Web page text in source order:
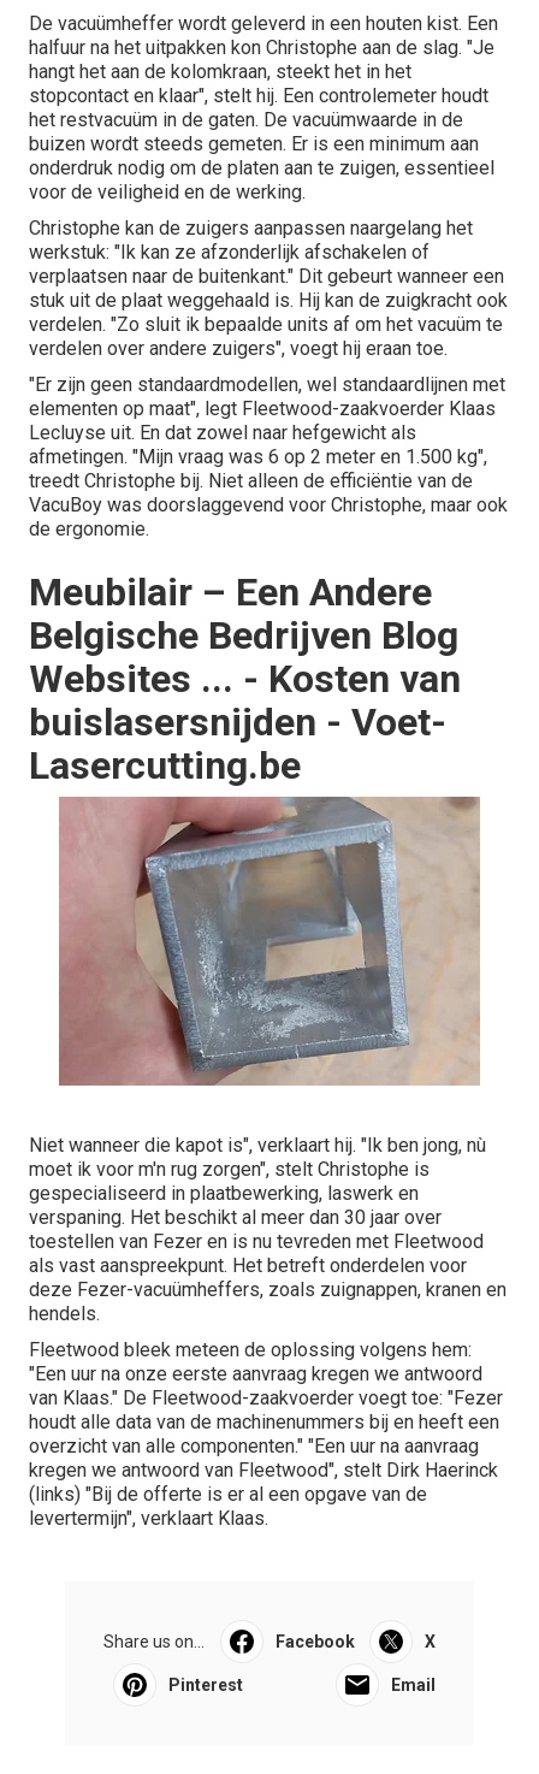
De vacuümheffer wordt geleverd in een houten kist. Een
halfuur na het uitpakken kon Christophe aan de slag. "Je
hangt het aan de kolomkraan, steekt het in het
stopcontact en klaar", stelt hij. Een controlemeter houdt
het restvacuüm in de gaten. De vacuümwaarde in de
buizen wordt steeds gemeten. Er is een minimum aan
onderdruk nodig om de platen aan te zuigen, essentieel
voor de veiligheid en de werking.
Christophe kan de zuigers aanpassen naargelang het
werkstuk: "Ik kan ze afzonderlijk afschakelen of
verplaatsen naar de buitenkant." Dit gebeurt wanneer een
stuk uit de plaat weggehaald is. Hij kan de zuigkracht ook
verdelen. "Zo sluit ik bepaalde units af om het vacuüm te
verdelen over andere zuigers", voegt hij eraan toe.
"Er zijn geen standaardmodellen, wel standaardlijnen met
elementen op maat", legt Fleetwood-zaakvoerder Klaas
Lecluyse uit. En dat zowel naar hefgewicht als
afmetingen. "Mijn vraag was 6 op 2 meter en 1.500 kg",
treedt Christophe bij. Niet alleen de efficiëntie van de
VacuBoy was doorslaggevend voor Christophe, maar ook
de ergonomie.
Meubilair – Een Andere
Belgische Bedrijven Blog
Websites ... - Kosten van
buislasersnijden - Voet-
Lasercutting.be
Niet wanneer die kapot is", verklaart hij. "Ik ben jong, nù
moet ik voor m'n rug zorgen", stelt Christophe is
gespecialiseerd in plaatbewerking, laswerk en
verspaning. Het beschikt al meer dan 30 jaar over
toestellen van Fezer en is nu tevreden met Fleetwood
als vast aanspreekpunt. Het betreft onderdelen voor
deze Fezer-vacuümheffers, zoals zuignappen, kranen en
hendels.
Fleetwood bleek meteen de oplossing volgens hem:
"Een uur na onze eerste aanvraag kregen we antwoord
van Klaas." De Fleetwood-zaakvoerder voegt toe: "Fezer
houdt alle data van de machinenummers bij en heeft een
overzicht van alle componenten." "Een uur na aanvraag
kregen we antwoord van Fleetwood", stelt Dirk Haerinck
(links) "Bij de offerte is er al een opgave van de
levertermijn", verklaart Klaas.
Share us on... Facebook X
Pinterest Email